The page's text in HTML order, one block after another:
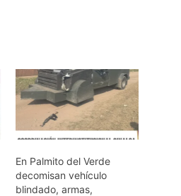
En Palmito del Verde
decomisan vehículo
blindado, armas,